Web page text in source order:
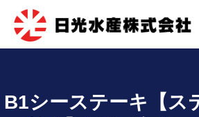
B1シーステーキ【ス